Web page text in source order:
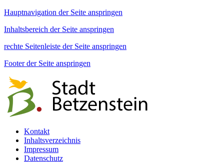
Hauptnavigation der Seite anspringen
Inhaltsbereich der Seite anspringen
rechte Seitenleiste der Seite anspringen
Footer der Seite anspringen
Kontakt
Inhaltsverzeichnis
Impressum
Datenschutz